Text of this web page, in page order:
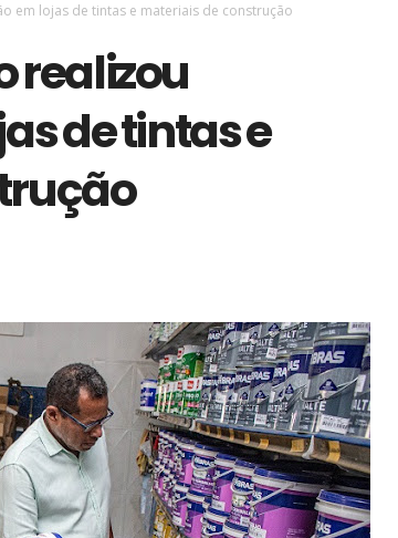
em lojas de tintas e materiais de construção
realizou
de tintas e